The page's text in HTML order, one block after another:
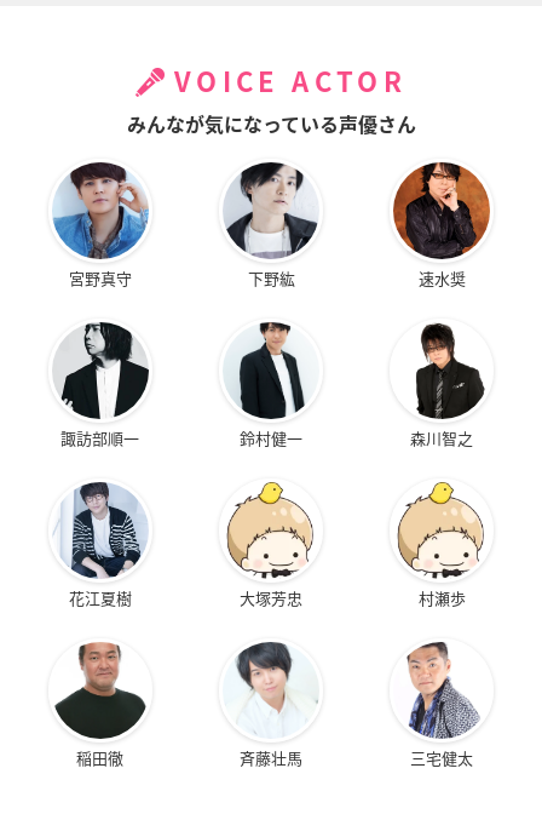
VOICE ACTOR
みんなが気になっている声優さん
宮野真守 下野紘 速水奨
諏訪部順一 鈴村健一 森川智之
花江夏樹 大塚芳忠 村瀬歩
稲田徹 斉藤壮馬 三宅健太